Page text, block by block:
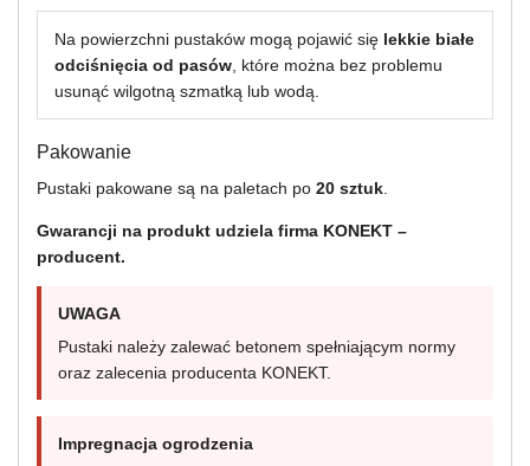
Na powierzchni pustaków mogą pojawić się lekkie białe
odciśnięcia od pasów , które można bez problemu
usunąć wilgotną szmatką lub wodą.
Pakowanie
Pustaki pakowane są na paletach po 20 sztuk
Gwarancji na produkt udziela firma KONEKT –
producent.
UWAGA
Pustaki należy zalewać betonem spełniającym normy
oraz zalecenia producenta KONEKT.
Impregnacja ogrodzenia